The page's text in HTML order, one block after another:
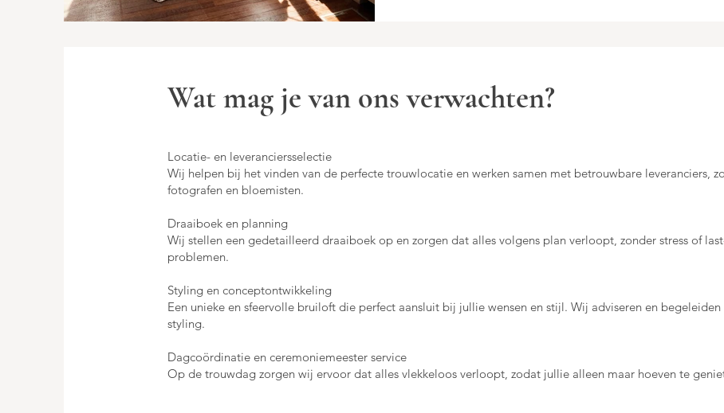
Wat mag je van ons verwachten?
Locatie- en leveranciersselectie
Wij helpen bij het vinden van de perfecte trouwlocatie en werken samen met betrouwbare leveranciers,
fotografen en bloemisten.
Draaiboek en planning
Wij stellen een gedetailleerd draaiboek op en zorgen dat alles volgens plan verloopt, zonder stress of
problemen.
Styling en conceptontwikkeling
Een unieke en sfeervolle bruiloft die perfect aansluit bij jullie wensen en stijl. Wij adviseren en
styling.
Dagcoördinatie en ceremoniemeester service
Op de trouwdag zorgen wij ervoor dat alles vlekkeloos verloopt, zodat jullie alleen maar hoeven te